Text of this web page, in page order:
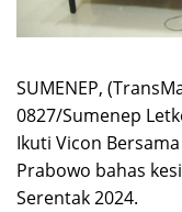
SUMENEP,
0827/Sumenep
Ikuti Vicon
Prabowo bahas
Serentak 2024.